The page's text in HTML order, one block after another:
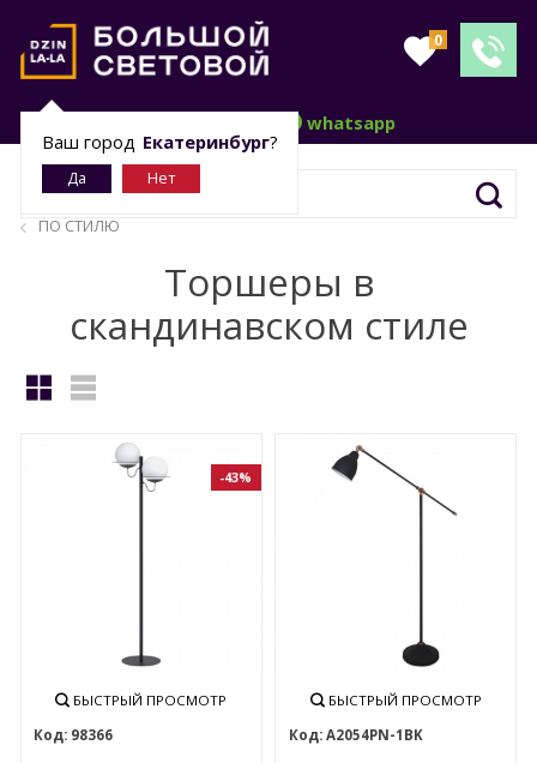
0
Ваш город Екатеринбург?
whatsapp
ПО СТИЛЮ
Торшеры в
скандинавском стиле
-43%
БЫСТРЫЙ ПРОСМОТР
98366
БЫСТРЫЙ ПРОСМОТР
A2054PN-1BK